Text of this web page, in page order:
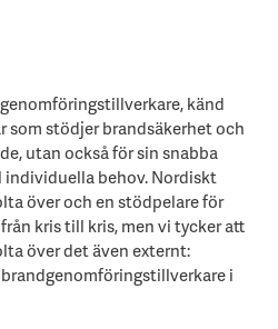
känd
som stödjer brandsäkerhet och
utan också för sin snabba
individuella behov. Nordiskt
över och en stödpelare för
kris till kris, men vi tycker att
över det även externt:
i